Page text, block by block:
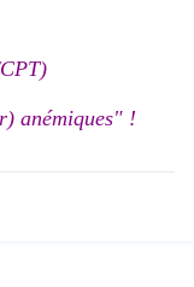
anémiques" !